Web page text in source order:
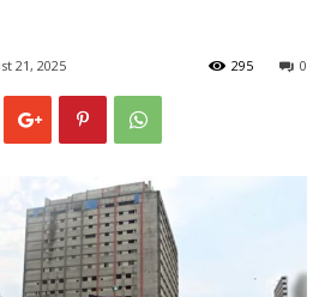
21, 2025 0
295